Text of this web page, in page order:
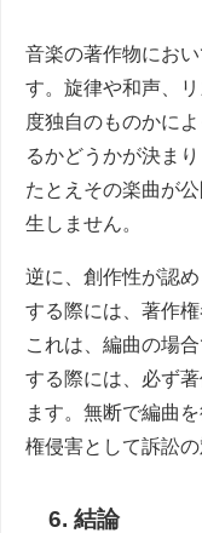
音楽の著作物にお
す。旋律や和声、
度独自のものかに
るかどうかが決ま
たとえその楽曲が
生しません。
逆に、創作性が認
する際には、著作
これは、編曲の場
する際には、必ず
ます。無断で編曲
権侵害として訴訟
6. 結論